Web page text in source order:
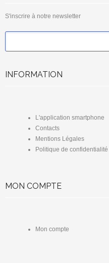
S'inscrire à notre newsletter
INFORMATION
L'application smartphone
Contacts
Mentions Légales
Politique de confidentialité
MON COMPTE
Mon compte